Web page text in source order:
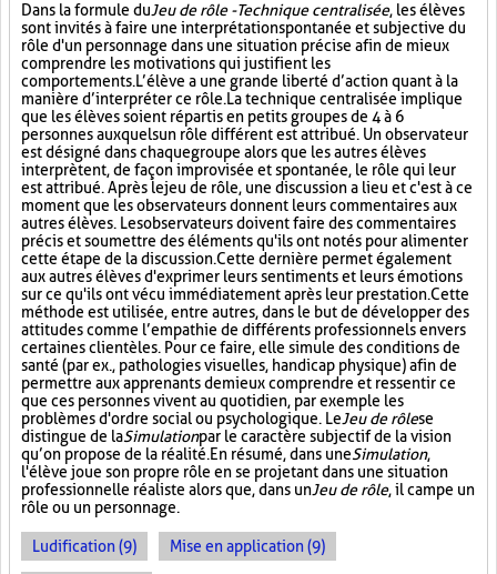
Dans la formule duJeu de rôle - Technique centralisée, les élèves
sont invités à faire une interprétation spontanée et subjective du
rôle d'un personnage dans une situation précise afin de mieux
comprendre les motivations qui justifient les
comportements. L’élève a une grande liberté d’action quant à la
manière d’interpréter ce rôle. La technique centralisée implique
que les élèves soient répartis en petits groupes de 4 à 6
personnes auxquels un rôle différent est attribué. Un observateur
est désigné dans chaque groupe alors que les autres élèves
interprètent, de façon improvisée et spontanée, le rôle qui leur
est attribué. Après le jeu de rôle, une discussion a lieu et c'est à ce
moment que les observateurs donnent leurs commentaires aux
autres élèves. Les observateurs doivent faire des commentaires
précis et soumettre des éléments qu'ils ont notés pour alimenter
cette étape de la discussion. Cette dernière permet également
aux autres élèves d'exprimer leurs sentiments et leurs émotions
sur ce qu'ils ont vécu immédiatement après leur prestation. Cette
méthode est utilisée, entre autres, dans le but de développer des
attitudes comme l’empathie de différents professionnels envers
certaines clientèles. Pour ce faire, elle simule des conditions de
santé (par ex., pathologies visuelles, handicap physique) afin de
permettre aux apprenants de mieux comprendre et ressentir ce
que ces personnes vivent au quotidien, par exemple les
problèmes d'ordre social ou psychologique. LeJeu de rôlese
distingue de laSimulationpar le caractère subjectif de la vision
qu’on propose de la réalité. En résumé, dans uneSimulation,
l'élève joue son propre rôle en se projetant dans une situation
professionnelle réaliste alors que, dans unJeu de rôle, il campe un
rôle ou un personnage.
Ludification (9) Mise en application (9)